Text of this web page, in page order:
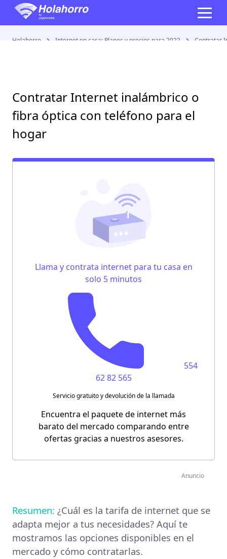
Holahorro Internet en casa: Planes y precios para 2022 Contratar
Contratar Internet inalámbrico o
fibra óptica con teléfono para el
hogar
Llama y contrata internet para tu casa en
solo 5 minutos
554
62 82 565
Servicio gratuito y devolución de la llamada
Encuentra el paquete de internet más
barato del mercado comparando entre
ofertas gracias a nuestros asesores.
Anuncio
Resumen: ¿Cuál es la tarifa de internet que se
adapta mejor a tus necesidades? Aquí te
mostramos las opciones disponibles en el
mercado y cómo contratarlas.